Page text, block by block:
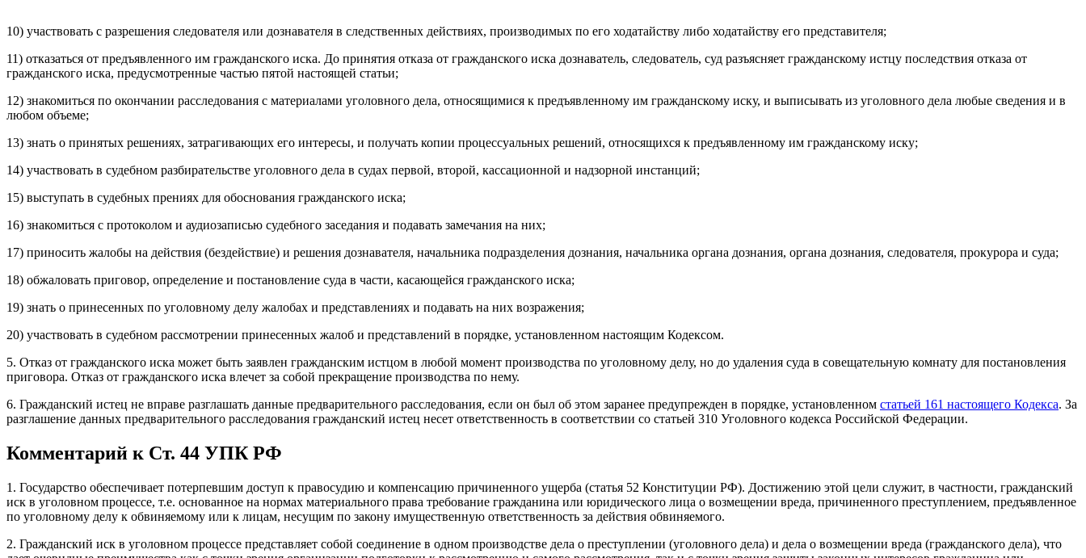
10) участвовать с разрешения следователя или дознавателя в следственных действиях, производимых по его ходатайству либо ходатайству его представителя;
11) отказаться от предъявленного им гражданского иска. До принятия отказа от гражданского иска дознаватель, следователь, суд разъясняет гражданскому истцу последствия отказа от
гражданского иска, предусмотренные частью пятой настоящей статьи;
12) знакомиться по окончании расследования с материалами уголовного дела, относящимися к предъявленному им гражданскому иску, и выписывать из уголовного дела любые сведения и в
любом объеме;
13) знать о принятых решениях, затрагивающих его интересы, и получать копии процессуальных решений, относящихся к предъявленному им гражданскому иску;
14) участвовать в судебном разбирательстве уголовного дела в судах первой, второй, кассационной и надзорной инстанций;
15) выступать в судебных прениях для обоснования гражданского иска;
16) знакомиться с протоколом и аудиозаписью судебного заседания и подавать замечания на них;
17) приносить жалобы на действия (бездействие) и решения дознавателя, начальника подразделения дознания, начальника органа дознания, органа дознания, следователя, прокурора и суда;
18) обжаловать приговор, определение и постановление суда в части, касающейся гражданского иска;
19) знать о принесенных по уголовному делу жалобах и представлениях и подавать на них возражения;
20) участвовать в судебном рассмотрении принесенных жалоб и представлений в порядке, установленном настоящим Кодексом.
5. Отказ от гражданского иска может быть заявлен гражданским истцом в любой момент производства по уголовному делу, но до удаления суда в совещательную комнату для постановления
приговора. Отказ от гражданского иска влечет за собой прекращение производства по нему.
6. Гражданский истец не вправе разглашать данные предварительного расследования, если он был об этом заранее предупрежден в порядке, установленном статьей 161 настоящего Кодекса. За
разглашение данных предварительного расследования гражданский истец несет ответственность в соответствии со статьей 310 Уголовного кодекса Российской Федерации.
Комментарий к Ст. 44 УПК РФ
1. Государство обеспечивает потерпевшим доступ к правосудию и компенсацию причиненного ущерба (статья 52 Конституции РФ). Достижению этой цели служит, в частности, гражданский
иск в уголовном процессе, т.е. основанное на нормах материального права требование гражданина или юридического лица о возмещении вреда, причиненного преступлением, предъявленное
по уголовному делу к обвиняемому или к лицам, несущим по закону имущественную ответственность за действия обвиняемого.
2. Гражданский иск в уголовном процессе представляет собой соединение в одном производстве дела о преступлении (уголовного дела) и дела о возмещении вреда (гражданского дела), что